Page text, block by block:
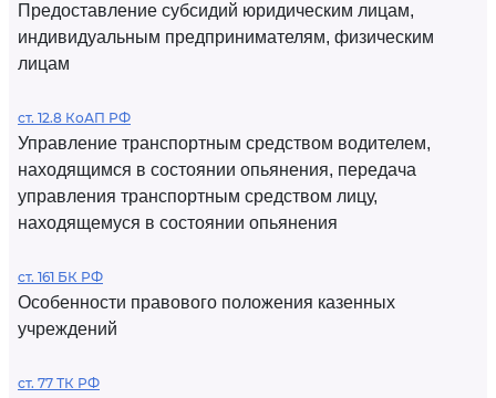
Предоставление субсидий юридическим лицам,
индивидуальным предпринимателям, физическим
лицам
ст. 12.8 КоАП РФ
Управление транспортным средством водителем,
находящимся в состоянии опьянения, передача
управления транспортным средством лицу,
находящемуся в состоянии опьянения
ст. 161 БК РФ
Особенности правового положения казенных
учреждений
ст. 77 ТК РФ